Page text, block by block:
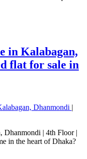
in Kalabagan,
flat for sale in
Dhanmondi |
in the heart of Dhaka?